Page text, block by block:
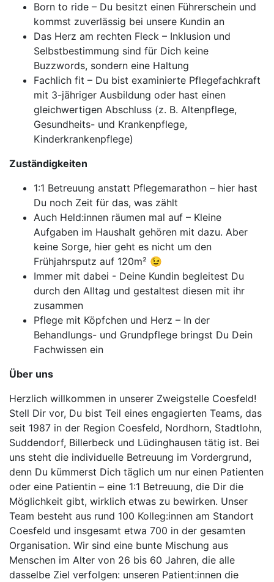
Born to ride – Du besitzt einen Führerschein und
kommst zuverlässig bei unsere Kundin an
Das Herz am rechten Fleck – Inklusion und
Selbstbestimmung sind für Dich keine
Buzzwords, sondern eine Haltung
Fachlich fit – Du bist examinierte Pflegefachkraft
mit 3-jähriger Ausbildung oder hast einen
gleichwertigen Abschluss (z. B. Altenpflege,
Gesundheits- und Krankenpflege,
Kinderkrankenpflege)
Zuständigkeiten
1:1 Betreuung anstatt Pflegemarathon – hier hast
Du noch Zeit für das, was zählt
Auch Held:innen räumen mal auf – Kleine
Aufgaben im Haushalt gehören mit dazu. Aber
keine Sorge, hier geht es nicht um den
Frühjahrsputz auf 120m² 😉
Immer mit dabei - Deine Kundin begleitest Du
durch den Alltag und gestaltest diesen mit ihr
zusammen
Pflege mit Köpfchen und Herz – In der
Behandlungs- und Grundpflege bringst Du Dein
Fachwissen ein
Über uns
Herzlich willkommen in unserer Zweigstelle Coesfeld!
Stell Dir vor, Du bist Teil eines engagierten Teams, das
seit 1987 in der Region Coesfeld, Nordhorn, Stadtlohn,
Suddendorf, Billerbeck und Lüdinghausen tätig ist. Bei
uns steht die individuelle Betreuung im Vordergrund,
denn Du kümmerst Dich täglich um nur einen Patienten
oder eine Patientin – eine 1:1 Betreuung, die Dir die
Möglichkeit gibt, wirklich etwas zu bewirken. Unser
Team besteht aus rund 100 Kolleg:innen am Standort
Coesfeld und insgesamt etwa 700 in der gesamten
Organisation. Wir sind eine bunte Mischung aus
Menschen im Alter von 26 bis 60 Jahren, die alle
dasselbe Ziel verfolgen: unseren Patient:innen die